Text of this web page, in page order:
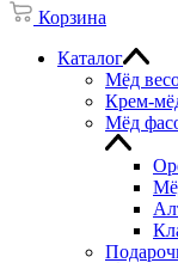
Корзина
Каталог
Мёд
Крем-
Мёд